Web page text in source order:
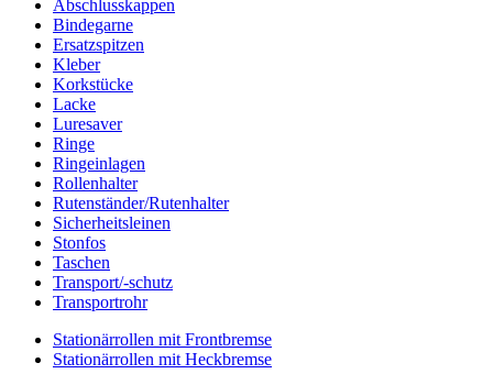
Abschlusskappen
Bindegarne
Ersatzspitzen
Kleber
Korkstücke
Lacke
Luresaver
Ringe
Ringeinlagen
Rollenhalter
Rutenständer/Rutenhalter
Sicherheitsleinen
Stonfos
Taschen
Transport/-schutz
Transportrohr
Stationärrollen mit Frontbremse
Stationärrollen mit Heckbremse